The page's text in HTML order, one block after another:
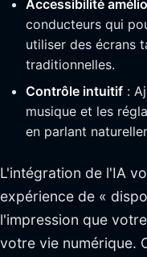
Accessibilité
conducteurs qui
utiliser des écrans
traditionnelles.
Contrôle intuitif :
musique et les
en parlant
L'intégration de l'IA
expérience de «
l'impression que
votre vie numérique.